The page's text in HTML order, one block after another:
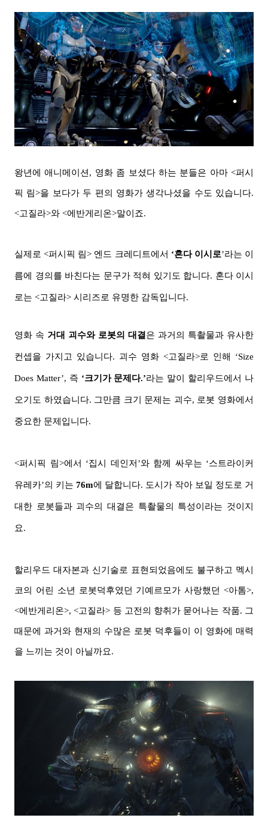
왕년에 애니메이션, 영화 좀 보셨다 하는 분들은 아마 <퍼시
픽 림>을 보다가 두 편의 영화가 생각나셨을 수도 있습니다.
<고질라>와 <에반게리온>말이죠.
실제로 <퍼시픽 림> 엔드 크레 디트에서 ‘혼다 이시로’라는 이
름에 경의를 바친다는 문구가 적혀 있기도 합니다. 혼다 이시
로는 <고질라> 시리즈로 유명한 감독입니다.
영화 속 거대 괴수와 로봇의 대결은 과거의 특촬물과 유사한
컨셉을 가지고 있습니다. 괴수 영화 <고질라>로 인해 ‘Size
Does Matter’, 즉 ‘크기가 문제다.’라는 말이 할리우드에서 나
오기도 하였습니다. 그만큼 크기 문제는 괴수, 로봇 영화에서
중요한 문제입니다.
<퍼시픽 림>에서 ‘집시 데인저’와 함께 싸우는 ‘스트라이커
유레카’의 키는 76m에 달합니다. 도시가 작아 보일 정도로 거
대한 로봇들과 괴수의 대결은 특촬물의 특성이라는 것이지
요.
할리우드 대자본과 신기술로 표현되었음에도 불구하고 멕시
코의 어린 소년 로봇덕후였던 기예르모가 사랑했던 <아톰>,
<에반게리온>, <고질라> 등 고전의 향취가 묻어나는 작품. 그
때문에 과거와 현재의 수많은 로봇 덕후들이 이 영화에 매력
을 느끼는 것이 아닐까요.